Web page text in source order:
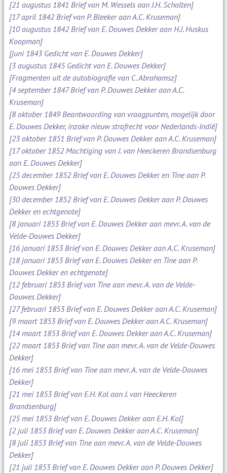
[21 augustus 1841 Brief van M. Wessels aan J.H. Scholten]
[17 april 1842 Brief van P. Bleeker aan A.C. Kruseman]
[10 augustus 1842 Brief van E. Douwes Dekker aan H.J. Huskus
Koopman]
[juni 1843 Gedicht van E. Douwes Dekker]
[3 augustus 1845 Gedicht van E. Douwes Dekker]
[Fragmenten uit de autobiografie van C. Abrahamsz]
[4 september 1847 Brief van P. Douwes Dekker aan A.C.
Kruseman]
[8 oktober 1849 Beantwoording van vraagpunten, mogelijk door
E. Douwes Dekker, inzake nieuw strafrecht voor Nederlands-Indië]
[23 oktober 1851 Brief van P. Douwes Dekker aan A.C. Kruseman]
[17 oktober 1852 Machtiging van J. van Heeckeren Brandsenburg
aan E. Douwes Dekker]
[25 december 1852 Brief van E. Douwes Dekker en Tine aan P.
Douwes Dekker]
[30 december 1852 Brief van E. Douwes Dekker aan P. Douwes
Dekker en echtgenote]
[8 januari 1853 Brief van E. Douwes Dekker aan mevr. A. van de
Velde-Douwes Dekker]
[16 januari 1853 Brief van E. Douwes Dekker aan A.C. Kruseman]
[18 januari 1853 Brief van E. Douwes Dekker en Tine aan P.
Douwes Dekker en echtgenote]
[12 februari 1853 Brief van Tine aan mevr. A. van de Velde-
Douwes Dekker]
[27 februari 1853 Brief van E. Douwes Dekker aan A.C. Kruseman]
[9 maart 1853 Brief van E. Douwes Dekker aan A.C. Kruseman]
[14 maart 1853 Brief van E. Douwes Dekker aan A.C. Kruseman]
[22 maart 1853 Brief van Tine aan mevr. A. van de Velde-Douwes
Dekker]
[16 mei 1853 Brief van Tine aan mevr. A. van de Velde-Douwes
Dekker]
[21 mei 1853 Brief van E.H. Kol aan J. van Heeckeren
Brandsenburg]
[25 mei 1853 Brief van E. Douwes Dekker aan E.H. Kol]
[2 juli 1853 Brief van E. Douwes Dekker aan A.C. Kruseman]
[8 juli 1853 Brief van Tine aan mevr. A. van de Velde-Douwes
Dekker]
[21 juli 1853 Brief van E. Douwes Dekker aan P. Douwes Dekker]